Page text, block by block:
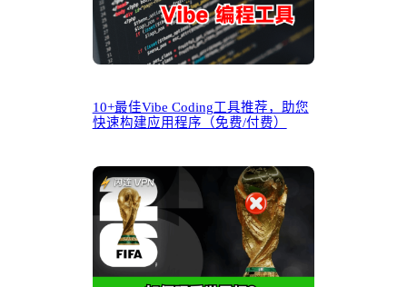
10+最佳Vibe Coding工具推荐，助您
快速构建应用程序（免费/付费）